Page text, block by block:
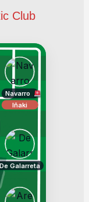
Club
De Galarreta
Navarro
Iñaki